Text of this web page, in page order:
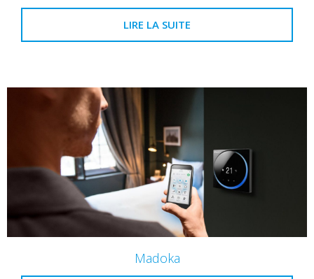
LIRE LA SUITE
Madoka